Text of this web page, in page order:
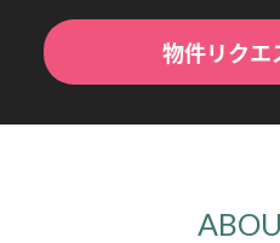
物件リクエ